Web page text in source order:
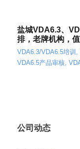
盐城VDA6.3、
排，老牌机构，
VDA6.3/VDA6.5培训
VDA6.5产品审核
公司动态